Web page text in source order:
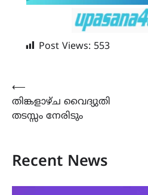
Post Views: 553
Post
navigation
⟵
തിങ്കളാഴ്ച വൈദ്യുതി
തടസ്സം നേരിടും
Recent News